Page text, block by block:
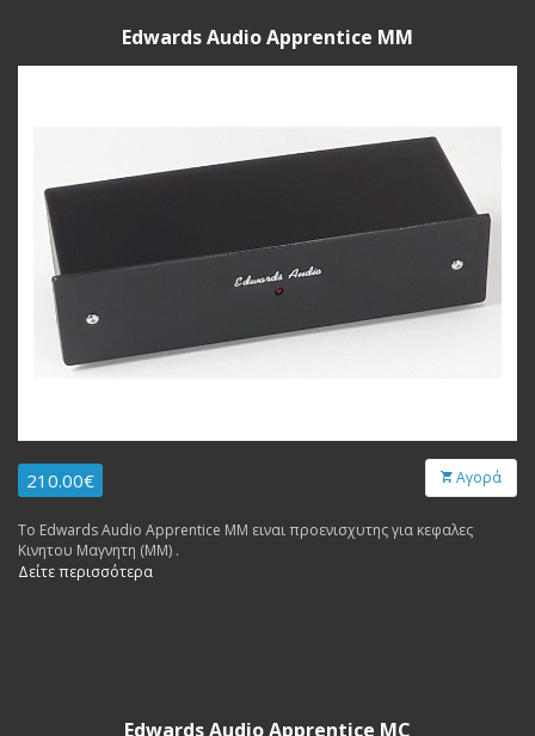
Edwards Audio Apprentice MM
210.00€ Αγορά
Το Edwards Audio Apprentice MM ειναι προενισχυτης για κεφαλες
Κινητου Μαγνητη (MM) .
Δείτε περισσότερα
Edwards Audio Apprentice MC